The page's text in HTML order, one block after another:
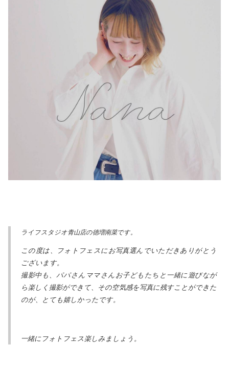
ライフスタジオ青山店の徳増南菜です。
この度は、フォトフェスにお写真選んでいただきありがとう
ございます。
撮影中も、パパさんママさんお子どもたちと一緒に遊びなが
ら楽しく撮影ができて、その空気感を写真に残すことができた
のが、とても嬉しかったです。
一緒にフォトフェス楽しみましょう。